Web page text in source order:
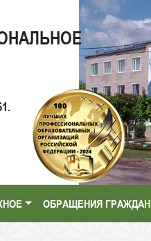
ОБРАЩЕНИЯ ГРАЖДАН